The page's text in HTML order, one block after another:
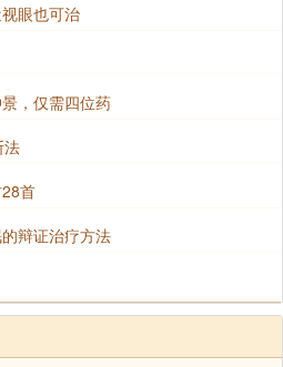
美味喂儿的恩德。
可自己受潮受冻的深恩。
瘦的深恩。
惜玉手污染，不怕皮肉冻裂
限体恤爱怜的深恩。
，永无休止的深恩。”
眼也可治
，仅需四位药
法
首
辩证治疗方法